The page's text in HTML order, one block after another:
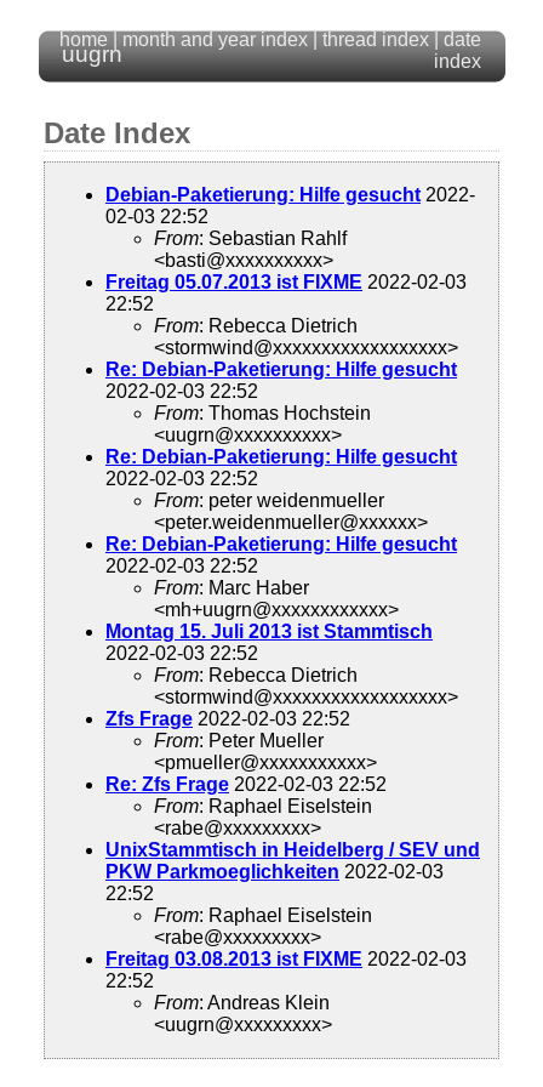
uugrn
home month and year index thread index
date
index
Date Index
Debian-Paketierung: Hilfe gesucht 2022-
02-03 22:52
From: Sebastian Rahlf
<basti@xxxxxxxxxx>
Freitag 05.07.2013 ist FIXME 2022-02-03
22:52
From: Rebecca Dietrich
<stormwind@xxxxxxxxxxxxxxxxxx>
Re: Debian-Paketierung: Hilfe gesucht
2022-02-03 22:52
From: Thomas Hochstein
<uugrn@xxxxxxxxxx>
Re: Debian-Paketierung: Hilfe gesucht
2022-02-03 22:52
From: peter weidenmueller
<peter.weidenmueller@xxxxxx>
Re: Debian-Paketierung: Hilfe gesucht
2022-02-03 22:52
From: Marc Haber
<mh+uugrn@xxxxxxxxxxxx>
Montag 15. Juli 2013 ist Stammtisch
2022-02-03 22:52
From: Rebecca Dietrich
<stormwind@xxxxxxxxxxxxxxxxxx>
Zfs Frage 2022-02-03 22:52
From: Peter Mueller
<pmueller@xxxxxxxxxxx>
Re: Zfs Frage 2022-02-03 22:52
From: Raphael Eiselstein
<rabe@xxxxxxxxx>
UnixStammtisch in Heidelberg / SEV und
PKW Parkmoeglichkeiten 2022-02-03
22:52
From: Raphael Eiselstein
<rabe@xxxxxxxxx>
Freitag 03.08.2013 ist FIXME 2022-02-03
22:52
From: Andreas Klein
<uugrn@xxxxxxxxx>